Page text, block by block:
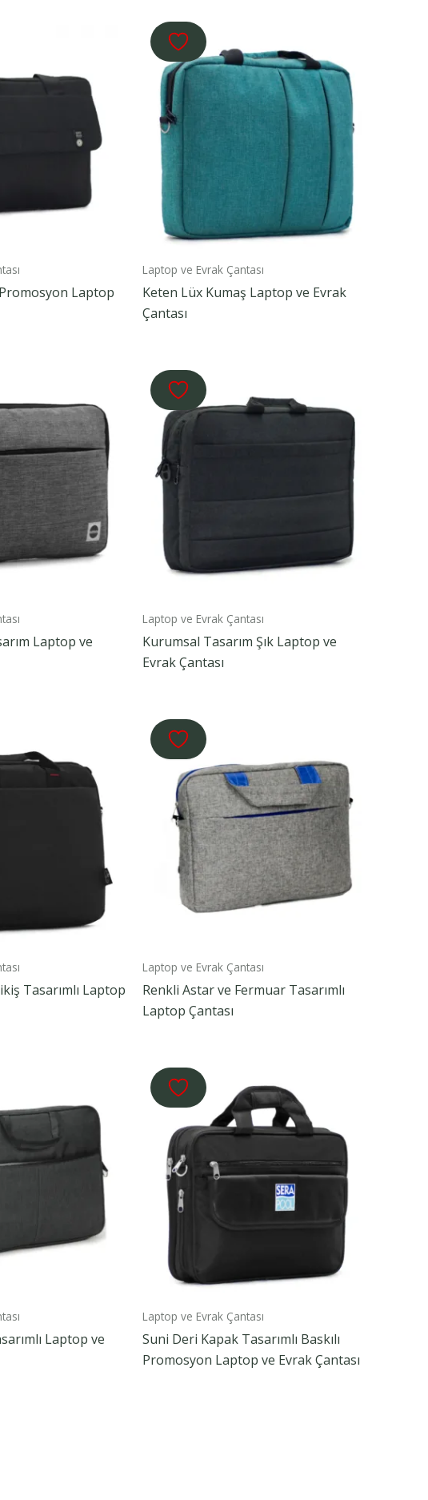
Laptop
Laptop ve Evrak Çantası
Keten Lüx Kumaş Laptop ve Evrak
Çantası
Laptop ve
Laptop ve Evrak Çantası
Kurumsal Tasarım Şık Laptop ve
Evrak Çantası
Tasarımlı Laptop
Laptop ve Evrak Çantası
Renkli Astar ve Fermuar Tasarımlı
Laptop Çantası
Laptop ve
Laptop ve Evrak Çantası
Suni Deri Kapak Tasarımlı Baskılı
Promosyon Laptop ve Evrak Çantası